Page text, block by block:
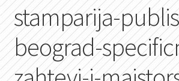
AKTUELNO
KONTAKT
PRETRAGA
stamparija-
beograd-